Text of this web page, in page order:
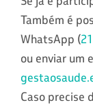
Também é
WhatsApp (
ou enviar um
Caso precise